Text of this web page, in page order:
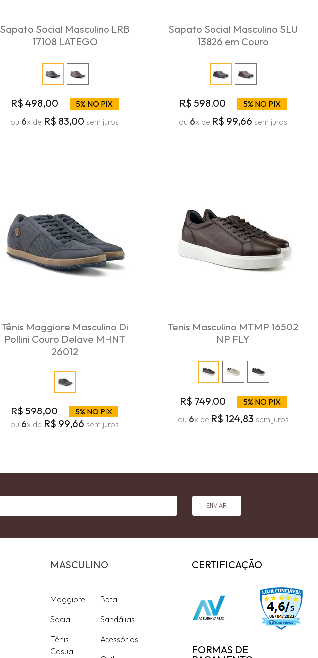
Sapato Social Masculino LRB
17108 LATEGO
R$ 498,00
5% NO PIX
ou 6x de R$ 83,00 sem juros
Sapato Social Masculino SLU
13826 em Couro
R$ 598,00
5% NO PIX
ou 6x de R$ 99,66 sem juros
Tênis Maggiore Masculino Di
Pollini Couro Delave MHNT
26012
R$ 598,00
5% NO PIX
ou 6x de R$ 99,66 sem juros
Tenis Masculino MTMP 16502
NP FLY
R$ 749,00
5% NO PIX
ou 6x de R$ 124,83 sem juros
ENVIAR
MASCULINO
Maggiore
Social
Tênis
Casual
Bota
Sandálias
Acessórios
CERTIFICAÇÃO
FORMAS DE